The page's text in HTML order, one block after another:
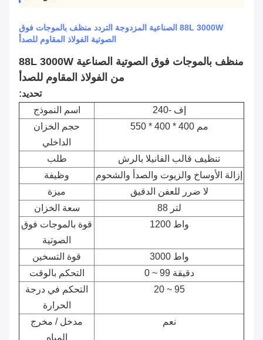
88L 3000W الصناعية المزدوجة التردد منظف بالموجات فوق
الصوتية الفولاذ المقاوم للصدأ
منظف ​​بالموجات فوق الصوتية الصناعية 88L 3000W
من الفولاذ المقاوم للصدأ
تحديد:
اسم النموذج
إف -240
حجم الخزان
الداخلي
550 * 400 * 400 مم
طلب
تنظيف قالب الفانيلا بالرش
وظيفة
إزالة الأوساخ والزيوت والصدأ والشحوم
ميزة
لا ضرر للعفن الدقيق
سعة الخزان
88 لتر
قوة بالموجات فوق
الصوتية
1200 واط
قوة التسخين
3000 واط
التحكم بالوقت
0 ~ 99 دقيقة
التحكم في درجة
الحرارة
20 ~ 95
مدخل / مخرج
المياه
نعم